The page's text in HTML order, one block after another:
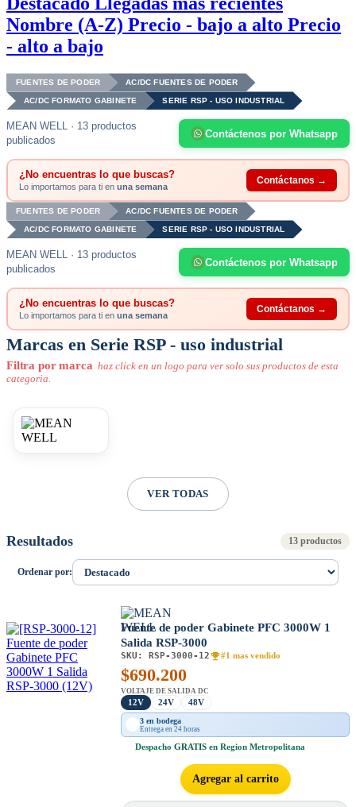
Nombre (A-Z) Precio - bajo a alto Precio
- alto a bajo
FUENTES DE PODER AC/DC FUENTES DE PODER
AC/DC FORMATO GABINETE SERIE RSP - USO INDUSTRIAL
MEAN WELL · 13 productos
publicados
Contáctenos por Whatsapp
¿No encuentras lo que buscas?
Lo importamos para ti en una semana
Contáctanos →
FUENTES DE PODER AC/DC FUENTES DE PODER
AC/DC FORMATO GABINETE SERIE RSP - USO INDUSTRIAL
MEAN WELL · 13 productos
publicados
Contáctenos por Whatsapp
¿No encuentras lo que buscas?
Lo importamos para ti en una semana
Contáctanos →
Marcas en Serie RSP - uso industrial
Filtra por marca haz click en un logo para ver solo sus productos de esta
categoria.
VER TODAS
Resultados 13 productos
Ordenar por:
Fuente de poder Gabinete PFC 3000W 1
Salida RSP-3000
SKU: RSP-3000-12 #1 mas vendido
$690.200
VOLTAJE DE SALIDA DC
12V 24V 48V
3 en bodega
Entrega en 24 horas
Despacho GRATIS en Region Metropolitana
Agregar al carrito